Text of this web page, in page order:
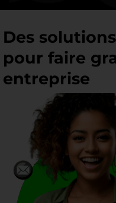
Des
pour faire
entreprise